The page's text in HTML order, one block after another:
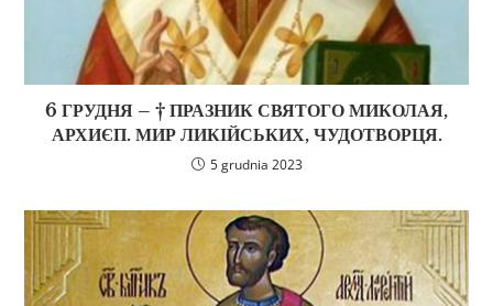
6 ГРУДНЯ – † ПРАЗНИК СВЯТОГО МИКОЛАЯ,
АРХИЄП. МИР ЛИКІЙСЬКИХ, ЧУДОТВОРЦЯ.
5 grudnia 2023